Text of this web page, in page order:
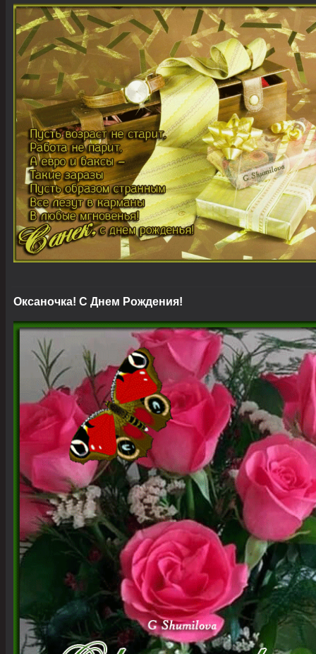
Оксаночка! С Днем Рождения!